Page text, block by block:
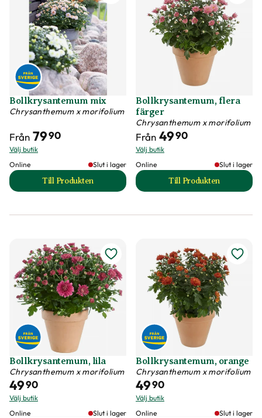
Bollkrysantemum mix
Chrysanthemum x morifolium
Från 7990
Välj butik
Online
Slut i lager
Till Produkten
till Bollkrysantemum mix produktsida
Bollkrysantemum, flera
färger
Chrysanthemum x morifolium
Från 4990
Välj butik
Online
Slut i lager
Till Produkten
till
Bollkrysantemum, lila
Chrysanthemum x morifolium
4990
Välj butik
Online
Slut i lager
Bollkrysantemum, orange
Chrysanthemum x morifolium
4990
Välj butik
Online
Slut i lager